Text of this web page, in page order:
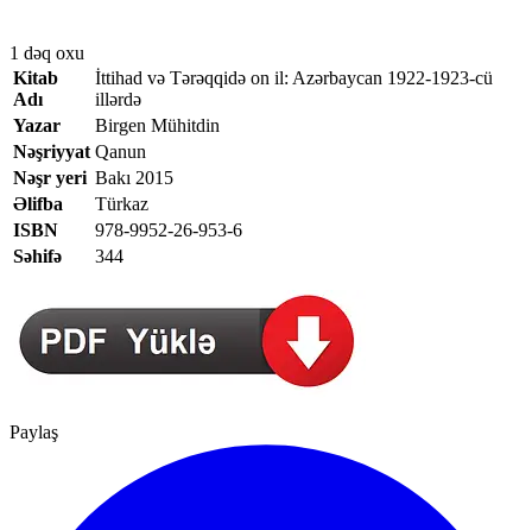
1 dəq oxu
Kitab
Adı
İttihad və Tərəqqidə on il: Azərbaycan 1922-1923-cü
illərdə
Yazar
Birgen Mühitdin
Nəşriyyat Qanun
Nəşr yeri Bakı 2015
Əlifba
Türkaz
ISBN
978-9952-26-953-6
Səhifə
344
Paylaş